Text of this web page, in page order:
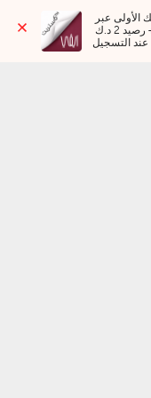
عند التسجيل